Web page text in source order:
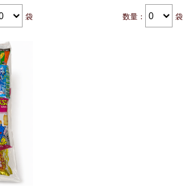
袋 数量： 袋